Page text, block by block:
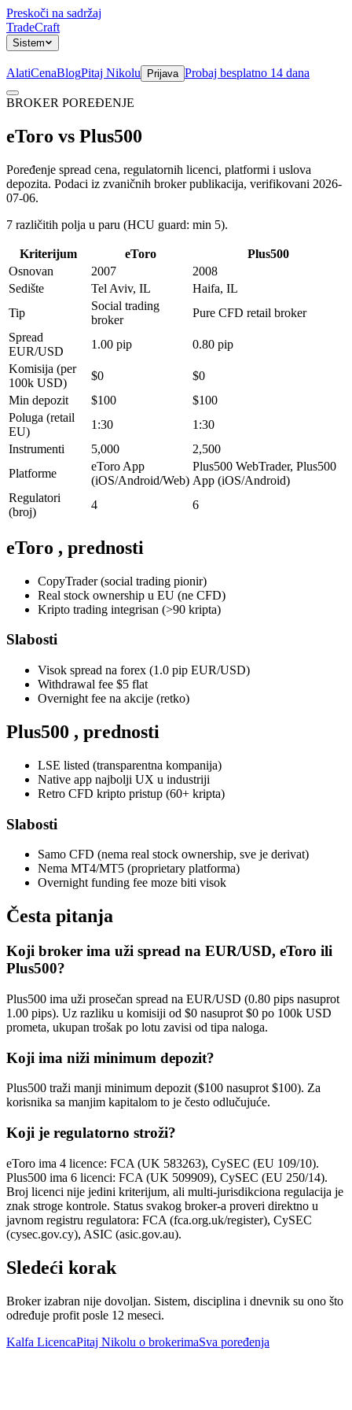
Preskoči na sadržaj
TradeCraft
Sistem
AlatiCenaBlogPitaj Nikolu Prijava Probaj besplatno 14 dana
Sistem
BROKER POREĐENJE
eToro vs Plus500
Poređenje spread cena, regulatornih licenci, platformi i uslova
depozita. Podaci iz zvaničnih broker publikacija, verifikovani 2026-
07-06.
7 različitih polja u paru (HCU guard: min 5).
Kriterijum eToro
Plus500
Osnovan
2007
2008
Sedište
Tel Aviv, IL
Haifa, IL
Tip
Social trading
broker
Pure CFD retail broker
Spread
EUR/USD
1.00 pip
0.80 pip
Komisija (per
100k USD)
$0
$0
Min depozit
$100
$100
Poluga (retail
EU)
1:30
1:30
Instrumenti
5,000
2,500
Platforme
eToro App
(iOS/Android/Web)
Plus500 WebTrader, Plus500
App (iOS/Android)
Regulatori
(broj)
4 6
eToro , prednosti
CopyTrader (social trading pionir)
Real stock ownership u EU (ne CFD)
Kripto trading integrisan (>90 kripta)
Slabosti
Visok spread na forex (1.0 pip EUR/USD)
Withdrawal fee $5 flat
Overnight fee na akcije (retko)
Plus500 , prednosti
LSE listed (transparentna kompanija)
Native app najbolji UX u industriji
Retro CFD kripto pristup (60+ kripta)
Slabosti
Samo CFD (nema real stock ownership, sve je derivat)
Nema MT4/MT5 (proprietary platforma)
Overnight funding fee moze biti visok
Česta pitanja
Koji broker ima uži spread na EUR/USD, eToro ili
Plus500?
Plus500 ima uži prosečan spread na EUR/USD (0.80 pips nasuprot
1.00 pips). Uz razliku u komisiji od $0 nasuprot $0 po 100k USD
prometa, ukupan trošak po lotu zavisi od tipa naloga.
Koji ima niži minimum depozit?
Plus500 traži manji minimum depozit ($100 nasuprot $100). Za
korisnika sa manjim kapitalom to je često odlučujuće.
Koji je regulatorno stroži?
eToro ima 4 licence: FCA (UK 583263), CySEC (EU 109/10).
Plus500 ima 6 licenci: FCA (UK 509909), CySEC (EU 250/14).
Broj licenci nije jedini kriterijum, ali multi-jurisdikciona regulacija je
znak stroge kontrole. Status svakog broker-a proveri direktno u
javnom registru regulatora: FCA (fca.org.uk/register), CySEC
(cysec.gov.cy), ASIC (asic.gov.au).
Sledeći korak
Broker izabran nije dovoljan. Sistem, disciplina i dnevnik su ono što
određuje profit posle 12 meseci.
Kalfa LicencaPitaj Nikolu o brokerimaSva poređenja